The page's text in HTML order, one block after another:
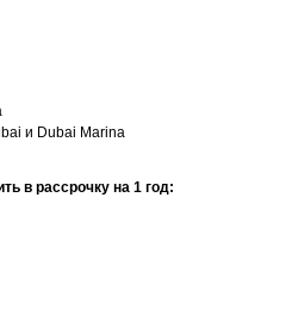
и Dubai Marina
в рассрочку на 1 год: